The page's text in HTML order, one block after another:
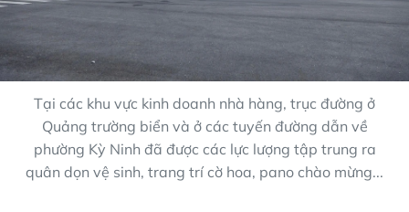
Tại các khu vực kinh doanh nhà hàng, trục đường ở
Quảng trường biển và ở các tuyến đường dẫn về
phường Kỳ Ninh đã được các lực lượng tập trung ra
quân dọn vệ sinh, trang trí cờ hoa, pano chào mừng...